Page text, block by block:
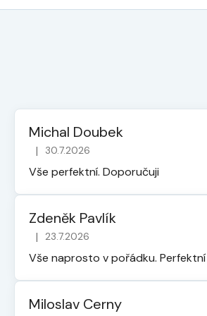
Michal Doubek
Hodnocení obchodu je 5 z 5
| 30.7.2026
Vše perfektní. Doporučuji
Zdeněk Pavlík
Hodnocení obchodu je 5 z 5
| 23.7.2026
Vše naprosto v pořádku.
Miloslav Cerny